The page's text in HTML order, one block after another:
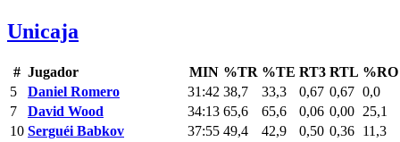
Unicaja
# Jugador MIN %TR %TE RT3 RTL %RO
5
Daniel Romero 31:42 38,7 33,3 0,67 0,67 0,0
7
David Wood 34:13 65,6 65,6 0,06 0,00 25,1
10 Serguéi Babkov 37:55 49,4 42,9 0,50 0,36 11,3